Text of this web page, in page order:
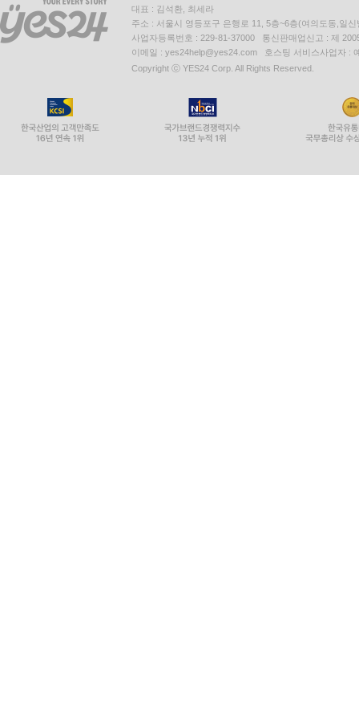
대표 : 김석환, 최세라
주소 : 서울시 영등포구 은행로 11, 5층~6층(여의도동,일신
사업자등록번호 : 229-81-37000 통신판매업신고 : 제
이메일 : yes24help@yes24.com 호스팅 서비스사업자 :
Copyright ⓒ YES24 Corp. All Rights Reserved.